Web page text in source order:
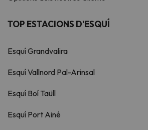
TOP ESTACIONS D'ESQUÍ
Esquí Grandvalira
Esquí Vallnord Pal-Arinsal
Esquí Boí Taüll
Esquí Port Ainé